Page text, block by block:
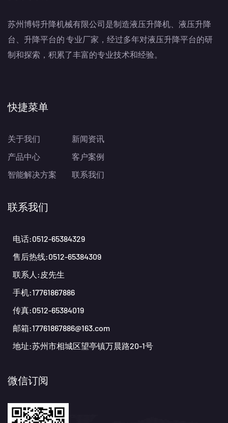
苏州博锝升降机械有限公司是制造液压升降机、液压升降
台、升降平台的 专业厂家，经过多年对液压升降平台的研
制和探索，积累了丰富的专业技术和经验。
快捷菜单
关于我们
产品中心
智能解决方案
新闻资讯
客户案例
联系我们
联系我们
电话:0512-65384329
售后热线:0512-65384309
联系人:皮先生
手机:17761867886
传真:0512-65384019
邮箱:17761867886@163.com
地址:苏州市相城区望亭镇万晨路20-1号
微信订阅